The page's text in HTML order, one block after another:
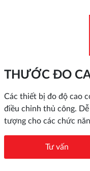
THƯỚC ĐO
Các thiết bị đo độ cao
điều chỉnh thủ công.
tượng cho các chức
Tư vấn